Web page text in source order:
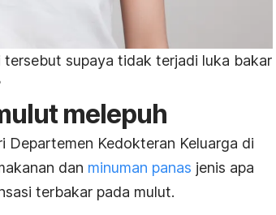
supaya tidak terjadi luka bakar
melepuh
Kedokteran Keluarga di
dan minuman panas jenis apa
terbakar pada mulut.